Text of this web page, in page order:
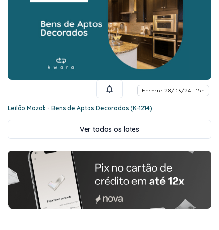
Encerra 28/03/24 - 15h
Leilão Mozak - Bens de Aptos Decorados (K-1214)
Ver todos os lotes